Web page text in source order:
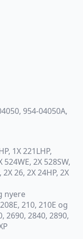
954-04050A,
1X 221LHP,
524WE, 2X 528SW,
26, 2X 24HP, 2X
nyere
210, 210E og
2690, 2840, 2890,